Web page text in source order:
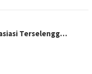
Terselengg…